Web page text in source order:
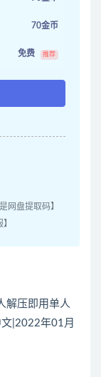
70金币
免费 推荐
网盘提取码】
解压即用单人
|2022年01月